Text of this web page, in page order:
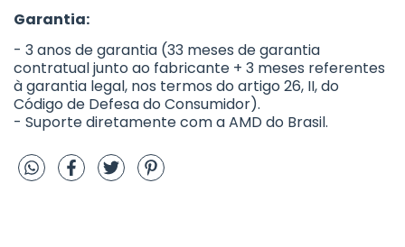
Garantia:
- 3 anos de garantia (33 meses de garantia
contratual junto ao fabricante + 3 meses referentes
à garantia legal, nos termos do artigo 26, II, do
Código de Defesa do Consumidor).
- Suporte diretamente com a AMD do Brasil.